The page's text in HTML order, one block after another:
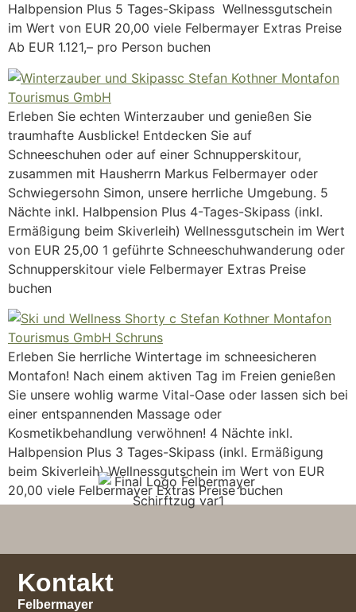
Halbpension Plus 5 Tages-Skipass Wellnessgutschein
im Wert von EUR 20,00 viele Felbermayer Extras Preise
Ab EUR 1.121,– pro Person buchen
Erleben Sie echten Winterzauber und genießen Sie
traumhafte Ausblicke! Entdecken Sie auf
Schneeschuhen oder auf einer Schnupperskitour,
zusammen mit Hausherrn Markus Felbermayer oder
Schwiegersohn Simon, unsere herrliche Umgebung. 5
Nächte inkl. Halbpension Plus 4-Tages-Skipass (inkl.
Ermäßigung beim Skiverleih) Wellnessgutschein im Wert
von EUR 25,00 1 geführte Schneeschuhwanderung oder
Schnupperskitour viele Felbermayer Extras Preise
buchen
Erleben Sie herrliche Wintertage im schneesicheren
Montafon! Nach einem aktiven Tag im Freien genießen
Sie unsere wohlig warme Vital-Oase oder lassen sich bei
einer entspannenden Massage oder
Kosmetikbehandlung verwöhnen! 4 Nächte inkl.
Halbpension Plus 3 Tages-Skipass (inkl. Ermäßigung
beim Skiverleih) Wellnessgutschein im Wert von EUR
20,00 viele Felbermayer Extras Preise buchen
Kontakt
Felbermayer